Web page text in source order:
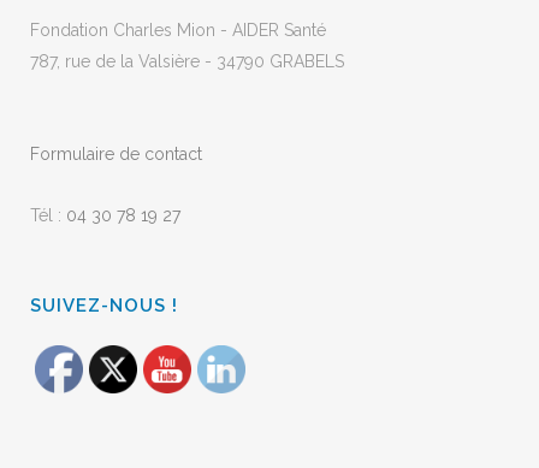
Fondation Charles Mion - AIDER Santé
787, rue de la Valsière - 34790 GRABELS
Formulaire de contact
Tél : 04 30 78 19 27
SUIVEZ-NOUS !